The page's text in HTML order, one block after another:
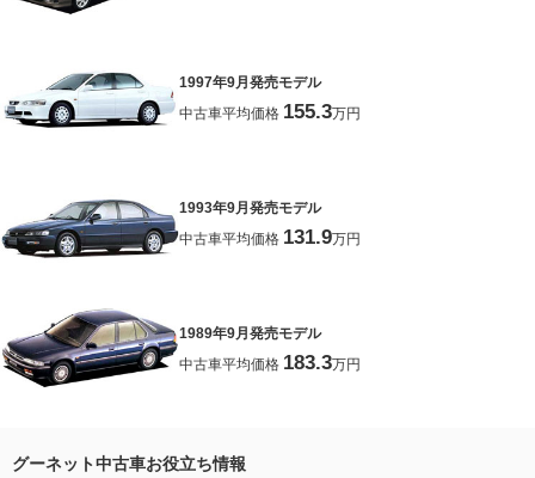
1997年9月発売モデル
中古車平均価格 155.3万円
1993年9月発売モデル
中古車平均価格 131.9万円
1989年9月発売モデル
中古車平均価格 183.3万円
グーネット中古車お役立ち情報